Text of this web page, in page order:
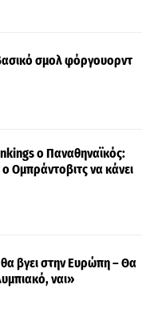
σμολ φόργουορντ
ο Παναθηναϊκός:
Ομπράντοβιτς να κάνει
βγει στην Ευρώπη – Θα
ναι»